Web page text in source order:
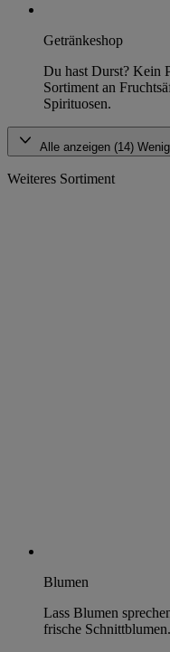
Getränkeshop
Du hast Durst? Kein
Sortiment an
Spirituosen.
Alle anzeigen (14)
Weiteres Sortiment
Blumen
Lass Blumen
frische Schnittblumen.